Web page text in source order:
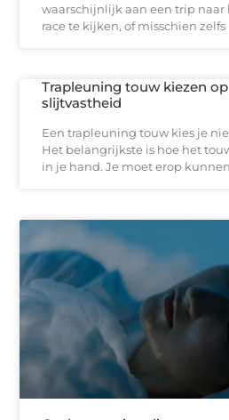
waarschijnlijk aan een trip naar
race te kijken, of misschien zelfs
Trapleuning touw kiezen
slijtvastheid
Een trapleuning touw kies je
Het belangrijkste is hoe het
in je hand. Je moet erop